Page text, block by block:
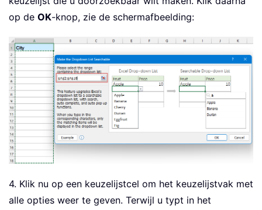
op de OK-knop, zie de schermafbeelding:
4. Klik nu op een keuzelijstcel om het keuzelijstvak met
alle opties weer te geven. Terwijl u typt in het